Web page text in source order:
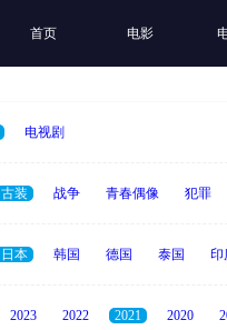
首页 电影
电视剧
古装 战争 青春偶像 犯罪
日本 韩国 德国 泰国 印
2023 2022 2021 2020